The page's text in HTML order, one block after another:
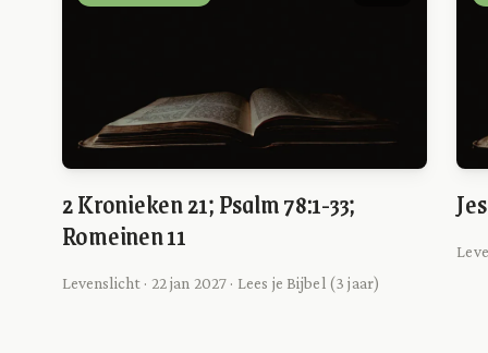
2 Kronieken 21; Psalm 78:1-33;
Romeinen 11
Levenslicht · 22 jan 2027 · Lees je Bijbel (3 jaar)